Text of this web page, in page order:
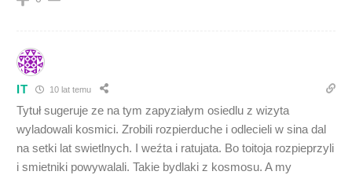
IT 10 lat temu
Tytuł sugeruje ze na tym zapyziałym osiedlu z wizyta
wyladowali kosmici. Zrobili rozpierduche i odlecieli w sina dal
na setki lat swietlnych. I weźta i ratujata. Bo toitoja rozpieprzyli
i smietniki powywalali. Takie bydlaki z kosmosu. A my